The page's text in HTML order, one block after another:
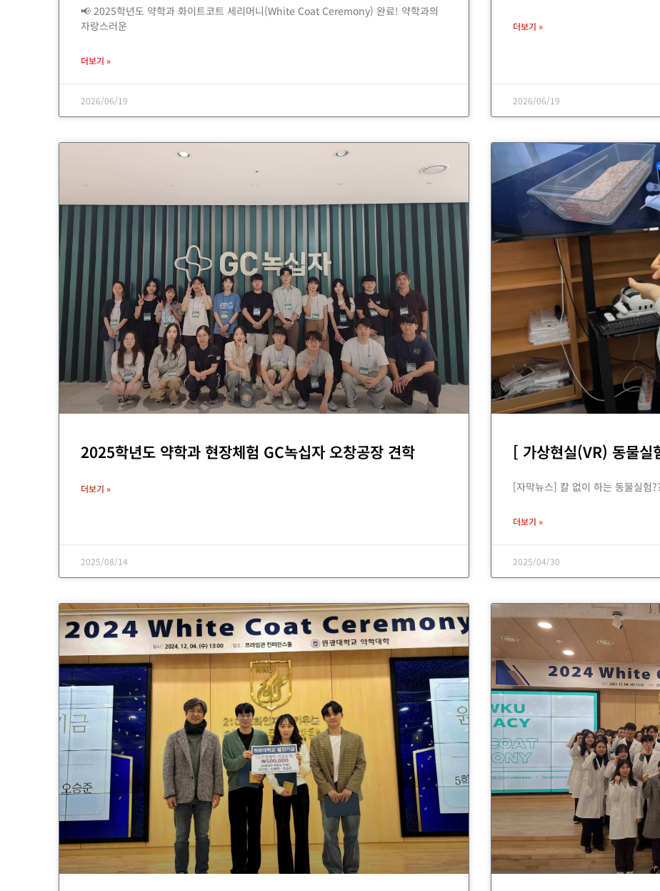
📢 2025학년도 약학과 화이트코트 세리머니(White Coat Ceremony) 완료! 약학과의
자랑스러운
더보기 »
2026/06/19
더보기 »
2026/06/19
2025학년도 약학과 현장체험 GC녹십자 오창공장 견학
더보기 »
2025/08/14
[ 가상현실(VR) 동물실
[자막뉴스] 칼 없이 하는 동물실험
더보기 »
2025/04/30